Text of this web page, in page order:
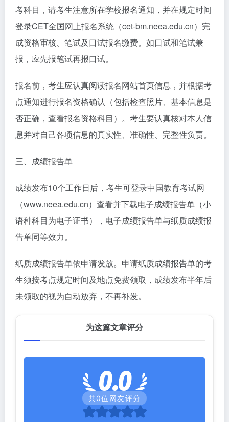
考科目，请考生注意所在学校报名通知，并在规定时间
登录CET全国网上报名系统（cet-bm.neea.edu.cn）完
成资格审核、笔试及口试报名缴费。如口试和笔试兼
报，应先报笔试再报口试。
报名前，考生应认真阅读报名网站首页信息，并根据考
点通知进行报名资格确认（包括检查照片、基本信息是
否正确，查看报名资格科目）。考生要认真核对本人信
息并对自己各项信息的真实性、准确性、完整性负责。
三、成绩报告单
成绩发布10个工作日后，考生可登录中国教育考试网
（www.neea.edu.cn）查看并下载电子成绩报告单（小
语种科目为电子证书），电子成绩报告单与纸质成绩报
告单同等效力。
纸质成绩报告单依申请发放。申请纸质成绩报告单的考
生须按考点规定时间及地点免费领取，成绩发布半年后
未领取的视为自动放弃，不再补发。
为这篇文章评分
0.0
共0位网友评分